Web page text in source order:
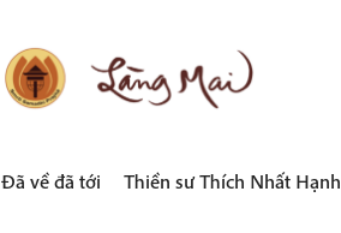
LÀNG MAI
Đã về đã tới Thiền sư Thích Nhất Hạnh